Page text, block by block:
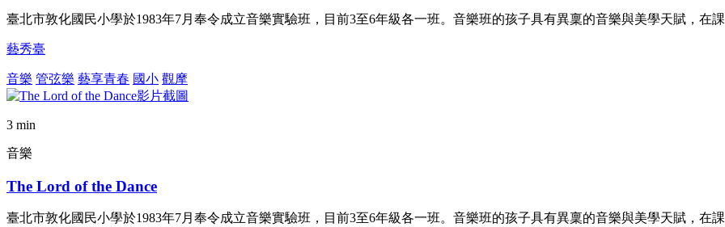
臺北市敦化國民小學於1983年7月奉令成立音樂實驗班，目前3至6年級各一班。音樂班的孩子具有異稟的音樂與美學天賦，
藝秀臺
音樂 管弦樂 藝享青春 國小 觀摩
3 min
音樂
The Lord of the Dance
臺北市敦化國民小學於1983年7月奉令成立音樂實驗班，目前3至6年級各一班。音樂班的孩子具有異稟的音樂與美學天賦，